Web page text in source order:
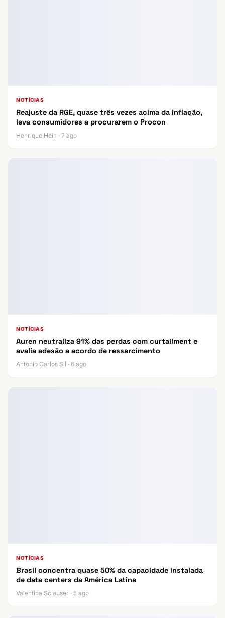
NOTÍCIAS
Reajuste da RGE, quase três vezes acima da inflação,
leva consumidores a procurarem o Procon
Henrique Hein · 7 ago
NOTÍCIAS
Auren neutraliza 91% das perdas com curtailment e
avalia adesão a acordo de ressarcimento
Antonio Carlos Sil · 6 ago
NOTÍCIAS
Brasil concentra quase 50% da capacidade instalada
de data centers da América Latina
Valentina Sclauser · 5 ago